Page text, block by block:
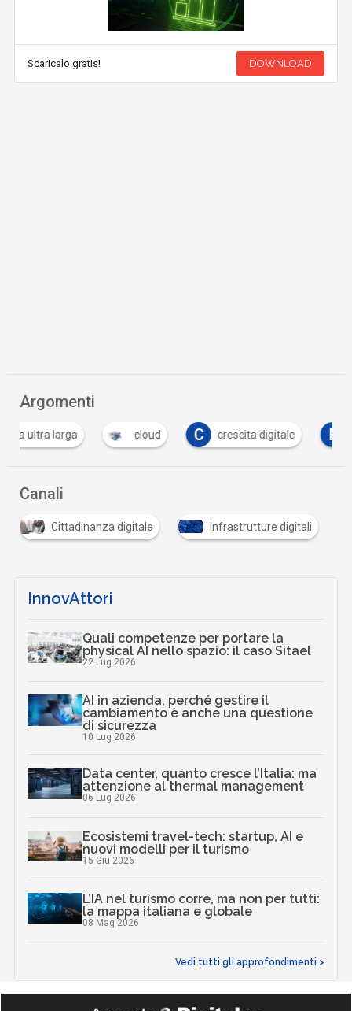
Scaricalo gratis! DOWNLOAD
Argomenti
cloud C crescita digitale F fibra ottica
Canali
Cittadinanza digitale Infrastrutture digitali
InnovAttori
Quali competenze per portare la
physical AI nello spazio: il caso Sitael
22 Lug 2026
AI in azienda, perché gestire il
cambiamento è anche una questione
di sicurezza
10 Lug 2026
Data center, quanto cresce l’Italia: ma
attenzione al thermal management
06 Lug 2026
Ecosistemi travel-tech: startup, AI e
nuovi modelli per il turismo
15 Giu 2026
L’IA nel turismo corre, ma non per tutti:
la mappa italiana e globale
08 Mag 2026
Vedi tutti gli approfondimenti >